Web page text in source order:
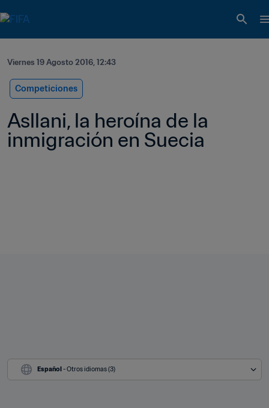
Viernes 19 Agosto 2016, 12:43
Competiciones
Asllani, la heroína de la
inmigración en Suecia
Español - Otros idiomas (3)